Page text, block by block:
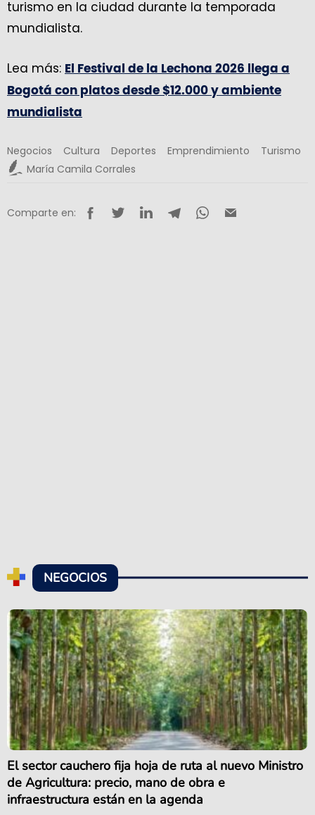
turismo en la ciudad durante la temporada
mundialista.
Lea más: El Festival de la Lechona 2026 llega a
Bogotá con platos desde $12.000 y ambiente
mundialista
Negocios Cultura Deportes Emprendimiento
Turismo
María Camila Corrales
Comparte en:
NEGOCIOS
El sector cauchero fija hoja de ruta al nuevo Ministro
de Agricultura: precio, mano de obra e
infraestructura están en la agenda